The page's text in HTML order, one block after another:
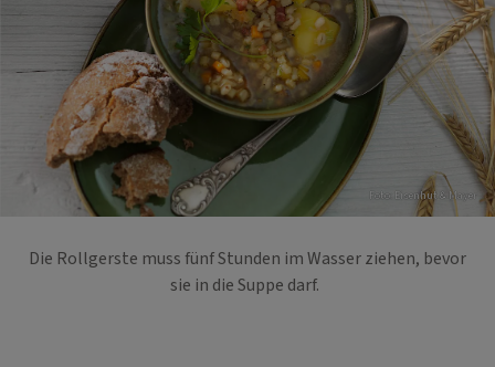
Foto: Eisenhut & Mayer
Die Rollgerste muss fünf Stunden im Wasser ziehen, bevor
sie in die Suppe darf.